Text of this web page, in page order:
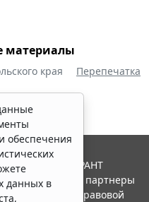
материалы
края Перепечатка
обеспечения
данных в
Система ГАРАНТ
"Гарант" и ее партнеры
ассоциации правовой